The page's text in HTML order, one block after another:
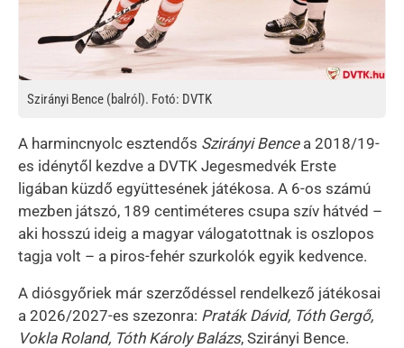
Szirányi Bence (balról). Fotó: DVTK
A harmincnyolc esztendős Szirányi Bencea 2018/19-
es idénytől kezdve a DVTK Jegesmedvék Erste
ligában küzdő együttesének játékosa. A 6-os számú
mezben játszó, 189 centiméteres csupa szív hátvéd –
aki hosszú ideig a magyar válogatottnak is oszlopos
tagja volt – a piros-fehér szurkolók egyik kedvence.
A diósgyőriek már szerződéssel rendelkező játékosai
a 2026/2027-es szezonra: Praták Dávid, Tóth Gergő,
Vokla Roland, Tóth Károly Balázs, Szirányi Bence.